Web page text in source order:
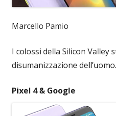
Marcello Pamio
I colossi della Silicon Valley
disumanizzazione
Pixel 4 & Google